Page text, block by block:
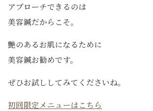
アプローチできるのは
美容鍼だからこそ。
艶のあるお肌になるために
美容鍼お勧めです。
ぜひお試ししてみてくださいね。
初回限定メニューはこちら